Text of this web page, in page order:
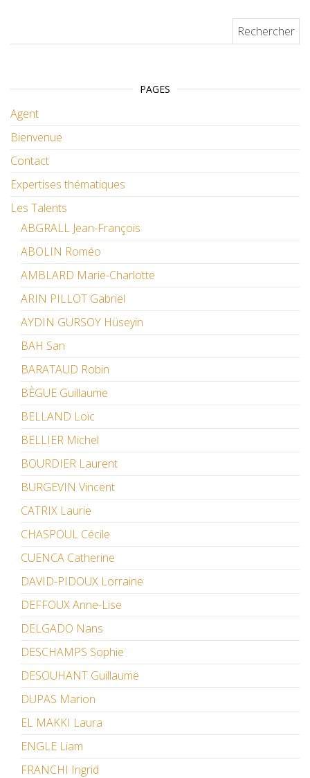
PAGES
Agent
Bienvenue
Contact
Expertises thématiques
Les Talents
ABGRALL Jean-François
ABOLIN Roméo
AMBLARD Marie-Charlotte
ARIN PILLOT Gabriel
AYDIN GÜRSOY Hüseyin
BAH San
BARATAUD Robin
BÈGUE Guillaume
BELLAND Loïc
BELLIER Michel
BOURDIER Laurent
BURGEVIN Vincent
CATRIX Laurie
CHASPOUL Cécile
CUENCA Catherine
DAVID-PIDOUX Lorraine
DEFFOUX Anne-Lise
DELGADO Nans
DESCHAMPS Sophie
DESOUHANT Guillaume
DUPAS Marion
EL MAKKI Laura
ENGLE Liam
FRANCHI Ingrid